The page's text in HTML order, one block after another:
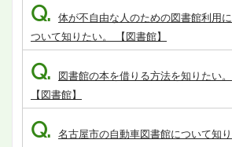
Q. 体が不自由な人のための図書館利用に
ついて知りたい。 【図書館】
Q. 図書館の本を借りる方法を知りたい。
【図書館】
Q. 名古屋市の自動車図書館について知り